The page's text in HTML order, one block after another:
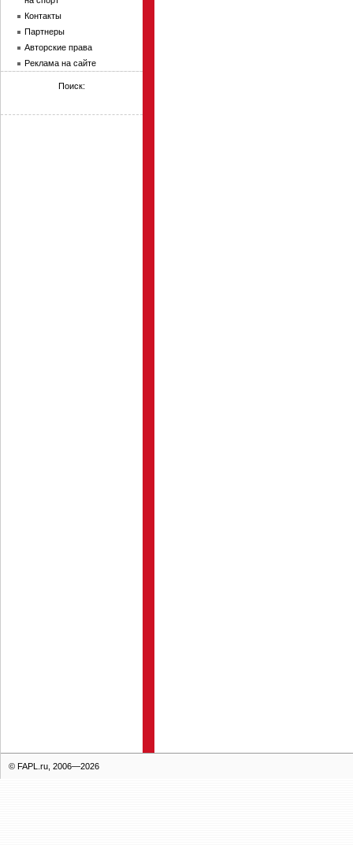
Контакты
Партнеры
Авторские права
Реклама на сайте
Поиск:
© FAPL.ru, 2006—2026